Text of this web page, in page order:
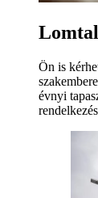
Ön is
évnyi